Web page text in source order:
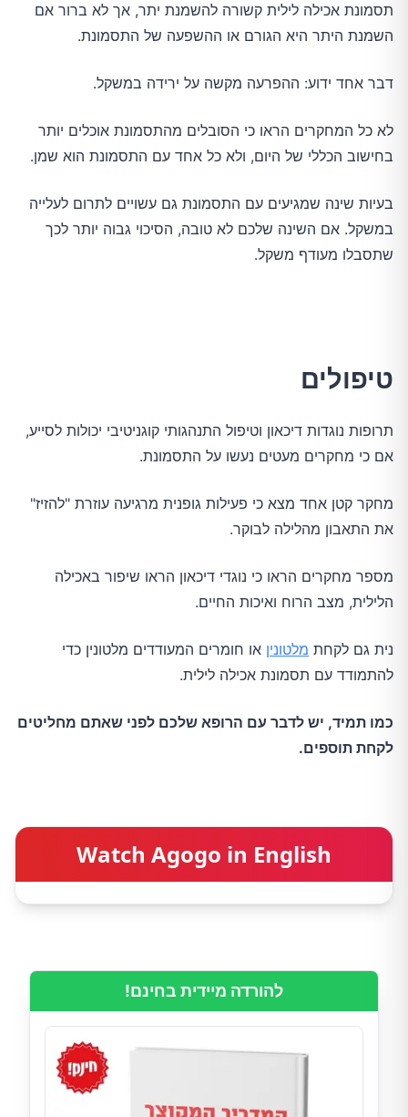
תסמונת אכילה לילית קשורה להשמנת יתר, אך לא ברור אם
השמנת היתר היא הגורם או ההשפעה של התסמונת.
דבר אחד ידוע: ההפרעה מקשה על ירידה במשקל.
לא כל המחקרים הראו כי הסובלים מהתסמונת אוכלים יותר
בחישוב הכללי של היום, ולא כל אחד עם התסמונת הוא שמן.
בעיות שינה שמגיעים עם התסמונת גם עשויים לתרום לעלייה
במשקל. אם השינה שלכם לא טובה, הסיכוי גבוה יותר לכך
שתסבלו מעודף משקל.
טיפולים
תרופות נוגדות דיכאון וטיפול התנהגותי קוגניטיבי יכולות לסייע,
אם כי מחקרים מעטים נעשו על התסמונת.
מחקר קטן אחד מצא כי פעילות גופנית מרגיעה עוזרת "להזיז"
את התאבון מהלילה לבוקר.
מספר מחקרים הראו כי נוגדי דיכאון הראו שיפור באכילה
הלילית, מצב הרוח ואיכות החיים.
נית גם לקחת מלטונין או חומרים המעודדים מלטונין כדי
להתמודד עם תסמונת אכילה לילית.
כמו תמיד, יש לדבר עם הרופא שלכם לפני שאתם מחליטים
לקחת תוספים.
Watch Agogo in English
להורדה מיידית בחינם!